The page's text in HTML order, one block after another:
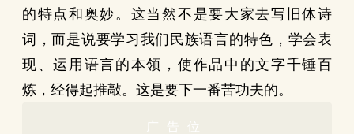
的特点和奥妙。这当然不是要大家去写旧体诗
词，而是说要学习我们民族语言的特色，学会表
现、运用语言的本领，使作品中的文字千锤百
炼，经得起推敲。这是要下一番苦功夫的。
广告位